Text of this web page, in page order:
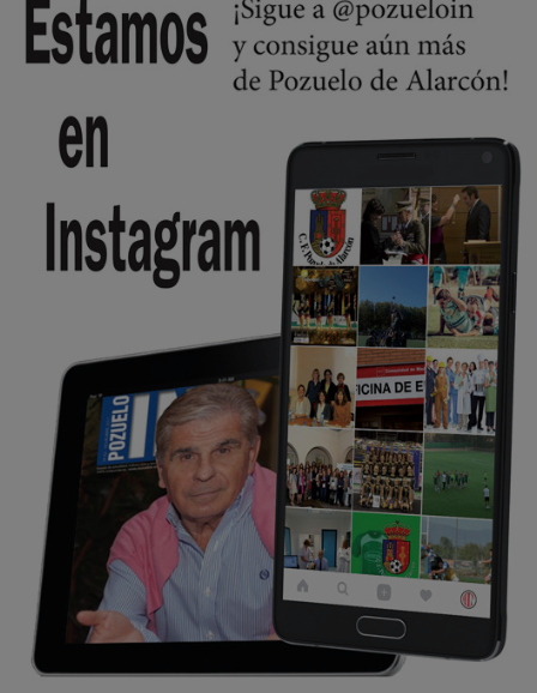
🔴 EXCLUSIVA | El comisario de la …
Y ese quien es, apenas se ven patrullas en la estación, como si se van
Pozuelo de Alarcón
🔴 EXCLUSIVA | El comisario de la …